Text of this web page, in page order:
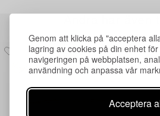
Genom att klicka på "acceptera
lagring av cookies på din enhet
navigeringen på webbplatsen,
användning och anpassa vår
Acceptera